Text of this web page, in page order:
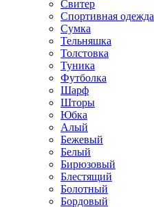
Свитер
Спортивная одежда
Сумка
Тельняшка
Толстовка
Туника
Футболка
Шарф
Шторы
Юбка
Алый
Бежевый
Белый
Бирюзовый
Блестящий
Болотный
Бордовый